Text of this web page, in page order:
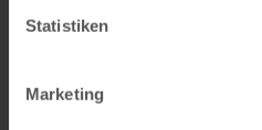
Statistiken
Marketing